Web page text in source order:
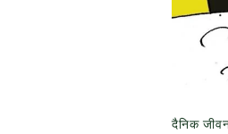
दैनिक